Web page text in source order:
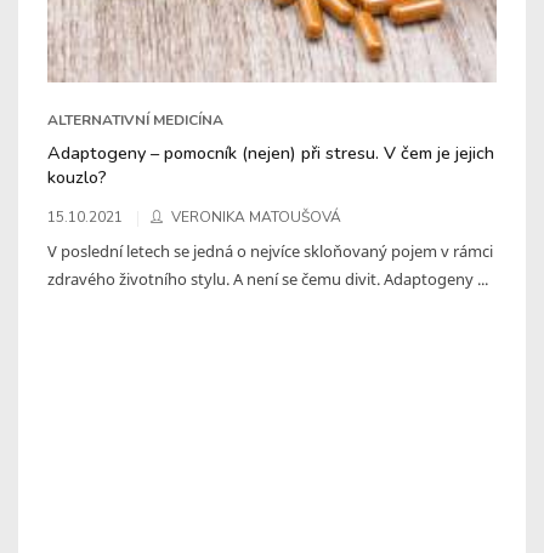
ALTERNATIVNÍ MEDICÍNA
Adaptogeny – pomocník (nejen) při stresu. V čem je jejich
kouzlo?
15.10.2021 VERONIKA MATOUŠOVÁ
V poslední letech se jedná o nejvíce skloňovaný pojem v rámci
zdravého životního stylu. A není se čemu divit. Adaptogeny ...